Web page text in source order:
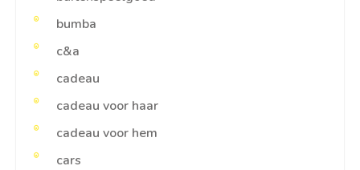
bumba
c&a
cadeau
cadeau voor haar
cadeau voor hem
cars